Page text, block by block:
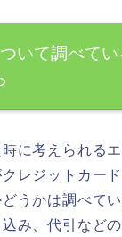
いて調べてい
に考えられる
レジットカー
うかは調べて
み、代引など